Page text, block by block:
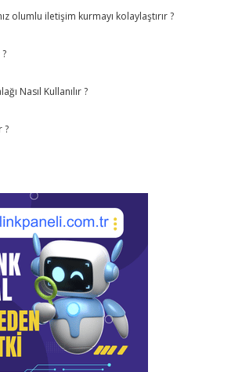
olumlu iletişim kurmayı kolaylaştırır ?
Nasıl Kullanılır ?
?